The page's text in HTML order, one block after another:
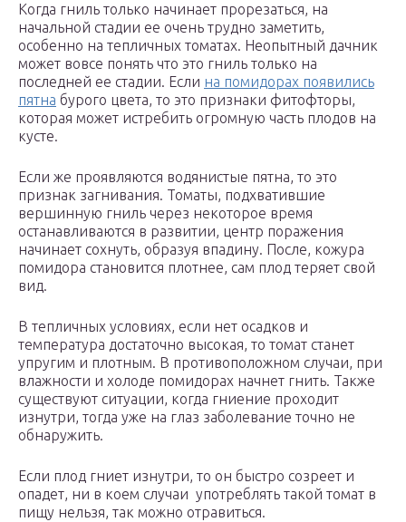
Когда гниль только начинает прорезаться, на
начальной стадии ее очень трудно заметить,
особенно на тепличных томатах. Неопытный дачник
может вовсе понять что это гниль только на
последней ее стадии. Если на помидорах появились
пятна бурого цвета, то это признаки фитофторы,
которая может истребить огромную часть плодов на
кусте.
Если же проявляются водянистые пятна, то это
признак загнивания. Томаты, подхватившие
вершинную гниль через некоторое время
останавливаются в развитии, центр поражения
начинает сохнуть, образуя впадину. После, кожура
помидора становится плотнее, сам плод теряет свой
вид.
В тепличных условиях, если нет осадков и
температура достаточно высокая, то томат станет
упругим и плотным. В противоположном случаи, при
влажности и холоде помидорах начнет гнить. Также
существуют ситуации, когда гниение проходит
изнутри, тогда уже на глаз заболевание точно не
обнаружить.
Если плод гниет изнутри, то он быстро созреет и
опадет, ни в коем случаи употреблять такой томат в
пищу нельзя, так можно отравиться.